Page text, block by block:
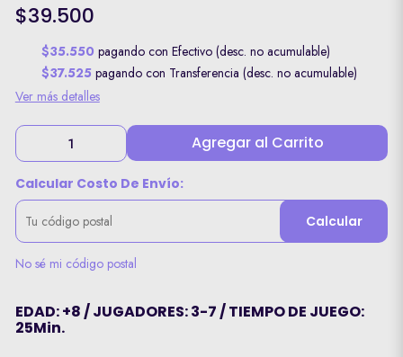
$39.500
$35.550 pagando con Efectivo (desc. no acumulable)
$37.525 pagando con Transferencia (desc. no acumulable)
Ver más detalles
Agregar al Carrito
Calcular Costo De Envío:
Calcular
No sé mi código postal
EDAD: +8 / JUGADORES: 3-7 / TIEMPO DE JUEGO:
25Min.